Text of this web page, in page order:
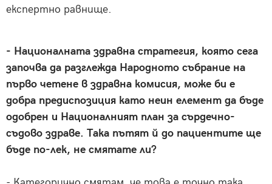
експертно равнище.
- Националната здравна стратегия, която сега
започва да разглежда Народното събрание на
първо четене в здравна комисия, може би е
добра предиспозиция като неин елемент да бъде
одобрен и Националният план за сърдечно-
съдово здраве. Така пътят й до пациентите ще
бъде по-лек, не смятате ли?